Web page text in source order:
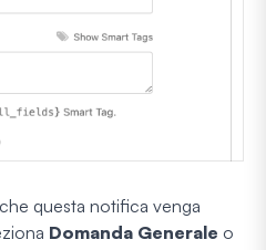
questa notifica venga
Domanda Generale o